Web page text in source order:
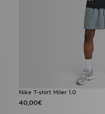
Nike T-shirt Miler 1.0
40,00€